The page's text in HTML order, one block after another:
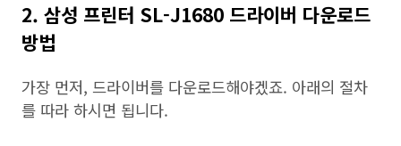
2. 삼성 프린터 SL-J1680 드라이버 다운로드
방법
가장 먼저, 드라이버를 다운로드해야겠죠. 아래의 절차
를 따라 하시면 됩니다.